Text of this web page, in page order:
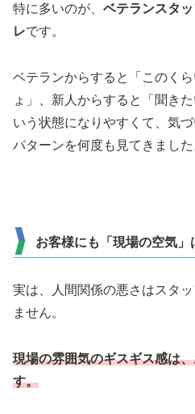
特に多いのが、 ベテランスタ
レです。
ベテランからすると「このく
ょ」、新人からすると「聞き
いう状態になりやすくて、気
パターンを何度も見てきました
お客様にも「現場の空気」
実は、人間関係の悪さはスタ
ません。
現場の雰囲気のギスギス感は
す。